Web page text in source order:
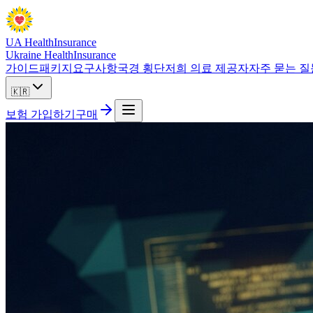
UA HealthInsurance
Ukraine HealthInsurance
가이드패키지 요구사항국경 횡단저희 의료 제공자자주 묻는 질
🇰🇷
보험 가입하기 구매